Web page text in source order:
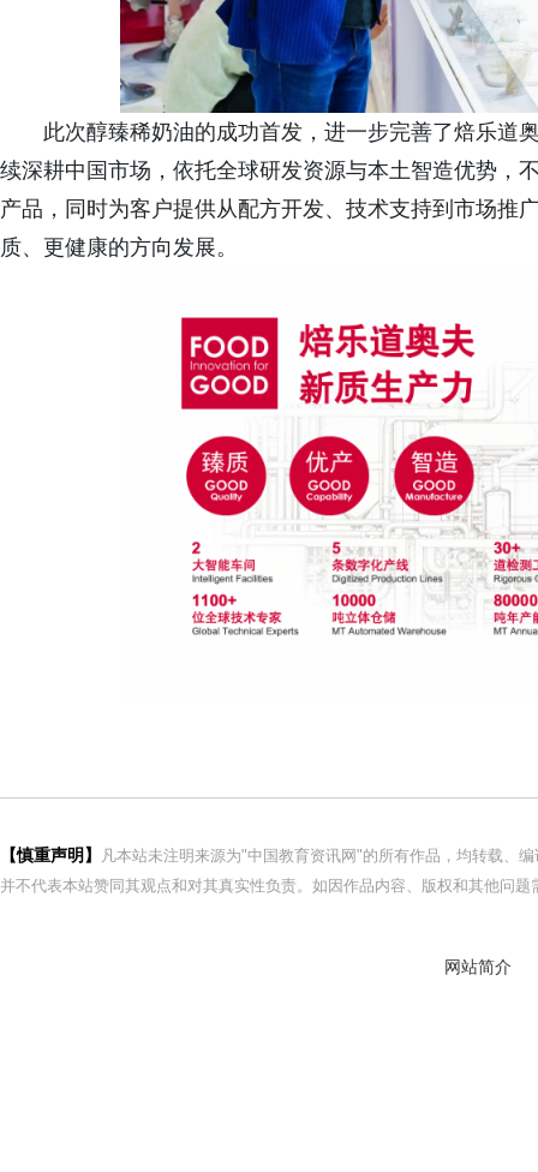
此次醇臻稀奶油的成功首发，进一步完善了焙乐道
续深耕中国市场，依托全球研发资源与本土智造优势，
产品，同时为客户提供从配方开发、技术支持到市场推
质、更健康的方向发展。
【慎重声明】
凡本站未注明来源为"中国教育资讯网"的所有作品，均转载、
并不代表本站赞同其观点和对其真实性负责。如因作品内容、版权和其他问
网站简介